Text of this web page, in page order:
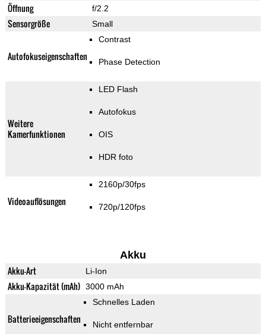
Öffnung f/2.2
Sensorgröße Small
Autofokuseigenschaften
Contrast
Phase Detection
Weitere
Kamerfunktionen
LED Flash
Autofokus
OIS
HDR foto
Videoauflösungen
2160p/30fps
720p/120fps
Akku
Akku-Art Li-Ion
Akku-Kapazität (mAh) 3000 mAh
Batterieeigenschaften
Schnelles Laden
Nicht entfernbar